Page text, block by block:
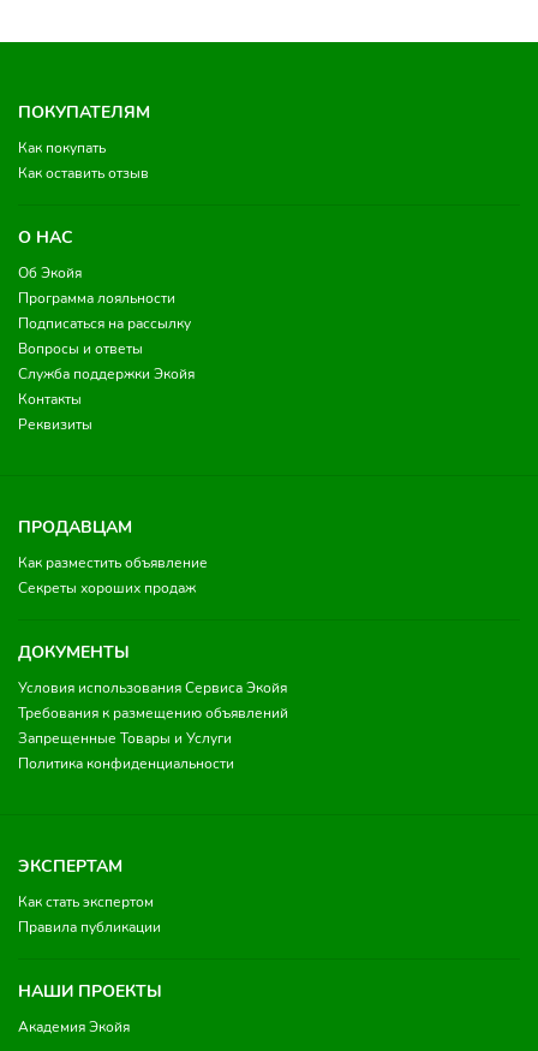
ПОКУПАТЕЛЯМ
Как покупать
Как оставить отзыв
О НАС
Об Экойя
Программа лояльности
Подписаться на рассылку
Вопросы и ответы
Служба поддержки Экойя
Контакты
Реквизиты
ПРОДАВЦАМ
Как разместить объявление
Секреты хороших продаж
ДОКУМЕНТЫ
Условия использования Сервиса Экойя
Требования к размещению объявлений
Запрещенные Товары и Услуги
Политика конфиденциальности
ЭКСПЕРТАМ
Как стать экспертом
Правила публикации
НАШИ ПРОЕКТЫ
Академия Экойя